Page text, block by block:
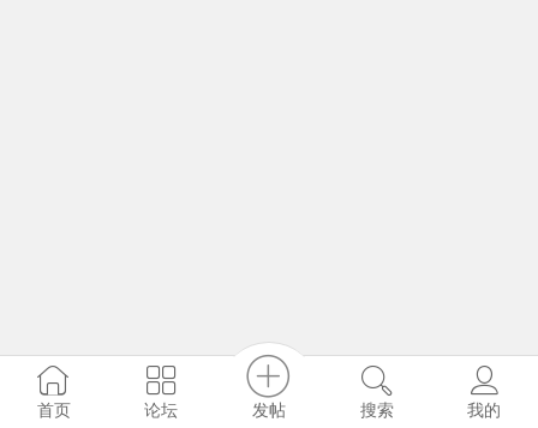
首页 论坛 发帖 搜索 我的